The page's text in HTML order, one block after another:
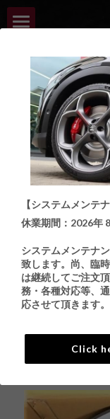
Italian
ABOUT
NEW
LINEUP
ORDER
BOUTIQUE
CONTACT
検索
戻る
すべてのカテ
【システムメンテ
休業期間：2026年
システムメンテナ
致します。 尚、臨
は継続してご注文
務・各種対応等、
応させて頂きます。
Click